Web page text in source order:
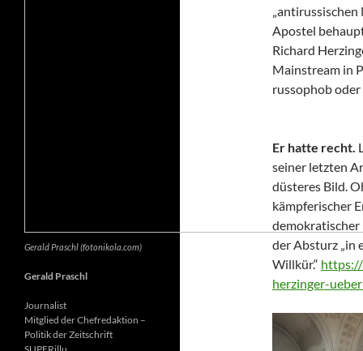
„antirussischen
Apostel
Richard
Mainstream in
russophob
Er hatte recht.
seiner letzten
düsteres Bild.
kämpferischer
demokratischer
der Absturz „in
Willkür.“
herzinger-
Gerald Praschl (fotonikola.com)
Gerald Praschl
Journalist
Mitglied der Chefredaktion –
Politik der Zeitschrift